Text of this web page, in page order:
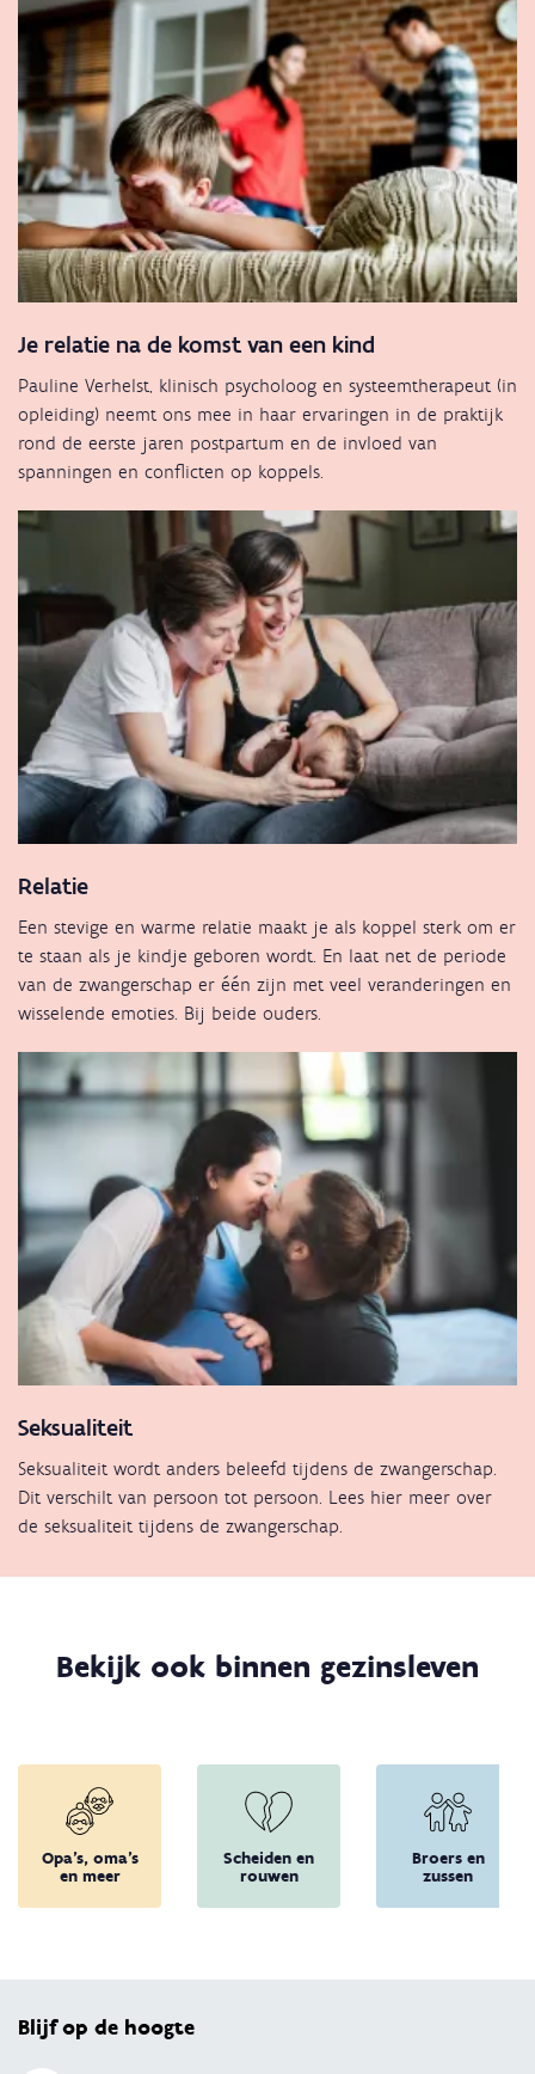
Je relatie na de komst van een kind
Pauline Verhelst, klinisch psycholoog en systeemtherapeut (in
opleiding) neemt ons mee in haar ervaringen in de praktijk
rond de eerste jaren postpartum en de invloed van
spanningen en conflicten op koppels.
Relatie
Een stevige en warme relatie maakt je als koppel sterk om er
te staan als je kindje geboren wordt. En laat net de periode
van de zwangerschap er één zijn met veel veranderingen en
wisselende emoties. Bij beide ouders.
Seksualiteit
Seksualiteit wordt anders beleefd tijdens de zwangerschap.
Dit verschilt van persoon tot persoon. Lees hier meer over
de seksualiteit tijdens de zwangerschap.
Bekijk ook binnen gezinsleven
Opa's, oma's
en meer
Scheiden en
rouwen
Broers en
zussen
Blijf op de hoogte